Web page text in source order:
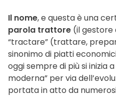
Il nome, e questa è una
parola trattore (il gestore
“tractare” (trattare,
sinonimo di piatti
oggi sempre di più si inizia
moderna” per via
portata in atto da